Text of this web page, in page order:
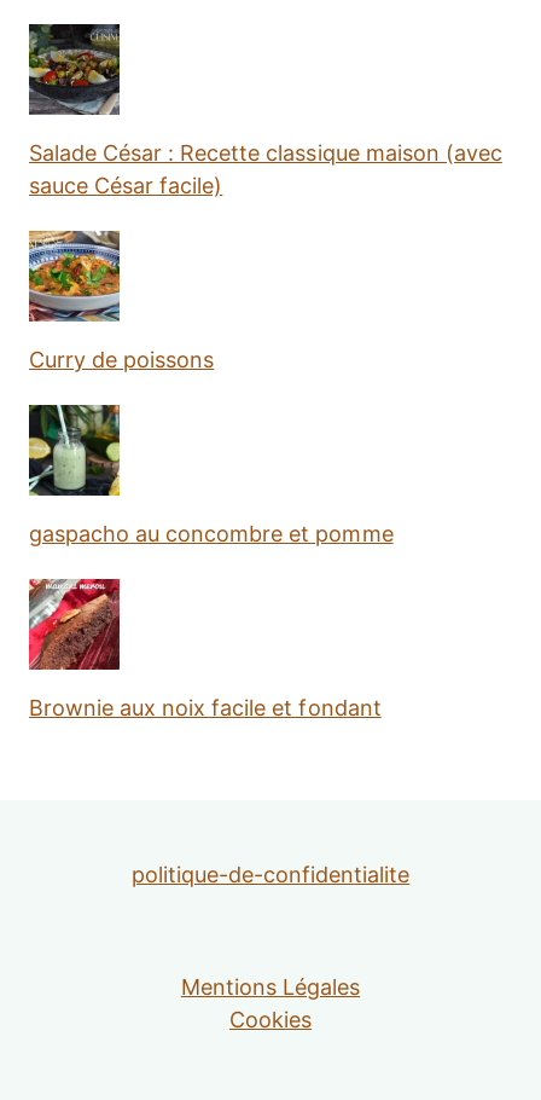
Salade César : Recette classique maison (avec
sauce César facile)
Curry de poissons
gaspacho au concombre et pomme
Brownie aux noix facile et fondant
politique-de-confidentialite
Mentions Légales
Cookies